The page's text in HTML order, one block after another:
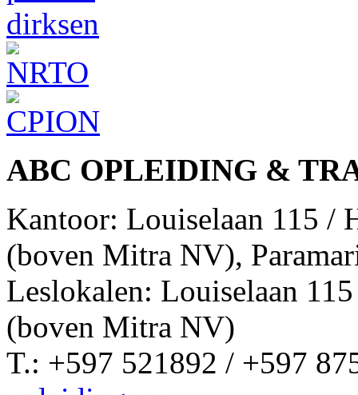
ABC OPLEIDING &
Kantoor: Louiselaan 115 /
(boven Mitra NV),
Leslokalen: Louiselaan
(boven Mitra NV)
T.: +597 521892 / +597